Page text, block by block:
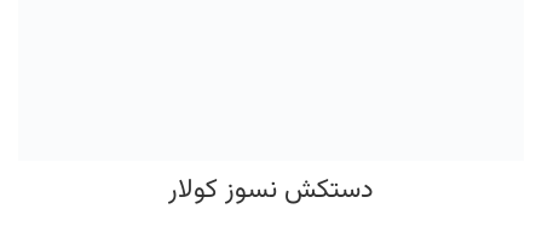
دستکش نسوز کولار